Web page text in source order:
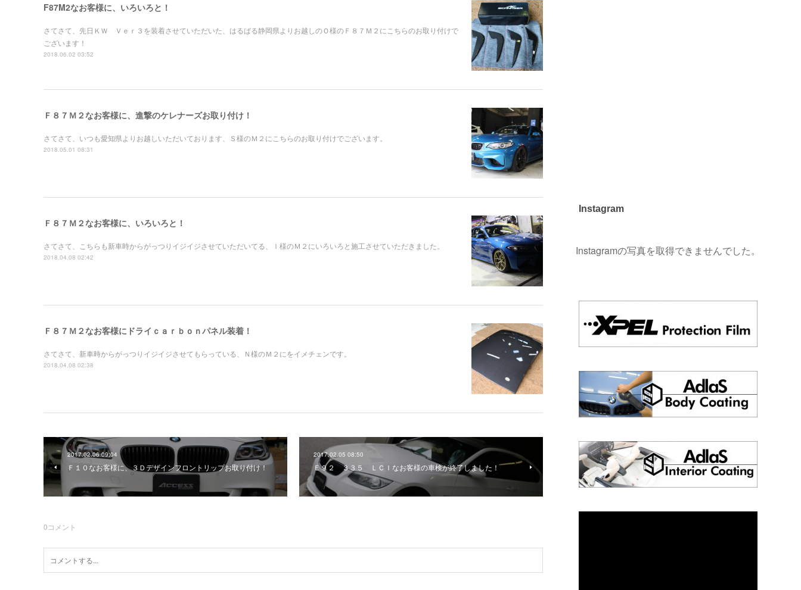
F87M2なお客様に、いろいろと！
さてさて、先日ＫＷ Ｖｅｒ３を装着させていただいた、はるばる静岡県よりお越しのＯ様のＦ８７Ｍ２にこちらのお取り付けで
ございます！
2018.06.02 03:52
Ｆ８７Ｍ２なお客様に、進撃のケレナーズお取り付け！
さてさて、いつも愛知県よりお越しいただいております、Ｓ様のＭ２にこちらのお取り付けでございます。
2018.05.01 08:31
Ｆ８７Ｍ２なお客様に、いろいろと！
さてさて、こちらも新車時からがっつりイジイジさせていただいてる、Ｉ様のＭ２にいろいろと施工させていただきました。
2018.04.08 02:42
Ｆ８７Ｍ２なお客様にドライｃａｒｂｏｎパネル装着！
さてさて、新車時からがっつりイジイジさせてもらっている、Ｎ様のＭ２にをイメチェンです。
2018.04.08 02:38
2017.02.06 09:04
Ｆ１０なお客様に、３Ｄデザインフロントリップお取り付け！
2017.02.05 08:50
Ｅ９２ ３３５ ＬＣＩなお客様の車検が終了しました！
0コメント
Instagram
Instagramの写真を取得できませんでした。